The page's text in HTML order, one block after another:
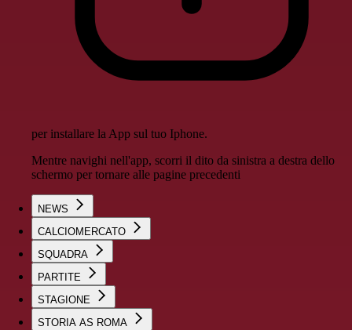
per installare la App sul tuo Iphone.
Mentre navighi nell'app, scorri il dito da sinistra a destra dello
schermo per tornare alle pagine precedenti
NEWS
CALCIOMERCATO
SQUADRA
PARTITE
STAGIONE
STORIA AS ROMA